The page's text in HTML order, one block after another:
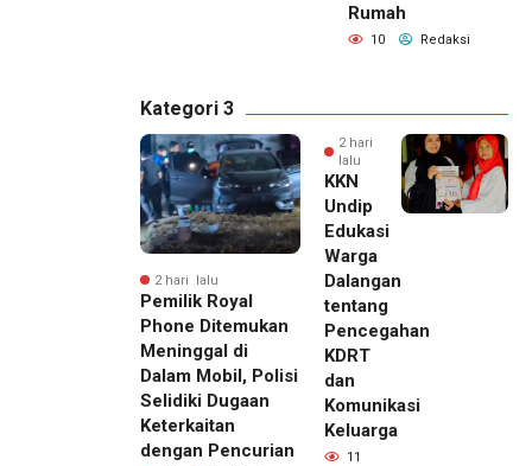
Rumah
10 Redaksi
Kategori 3
2 hari lalu
Pemilik Royal
Phone Ditemukan
Meninggal di
Dalam Mobil, Polisi
Selidiki Dugaan
Keterkaitan
dengan Pencurian
2 hari
lalu
KKN
Undip
Edukasi
Warga
Dalangan
tentang
Pencegahan
KDRT
dan
Komunikasi
Keluarga
11